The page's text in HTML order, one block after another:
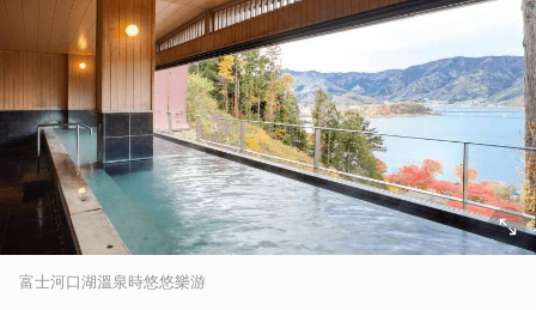
富士河口湖溫泉時悠悠樂游